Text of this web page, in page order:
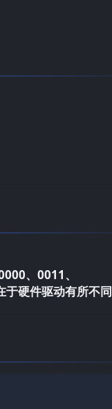
、0011、
硬件驱动有所不同